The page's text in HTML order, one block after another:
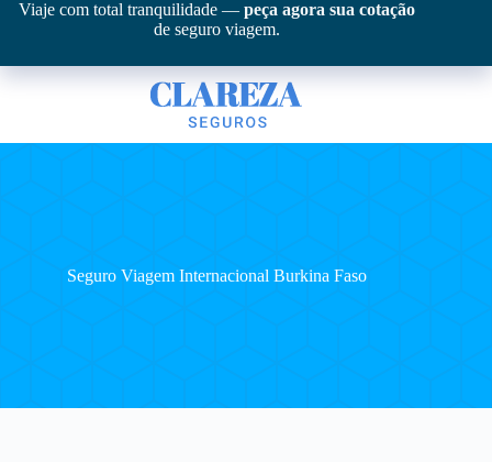
Pular
conteúdo
Viaje com total tranquilidade — peça agora sua cotação
de seguro viagem.
Seguro Viagem Internacional Burkina Faso